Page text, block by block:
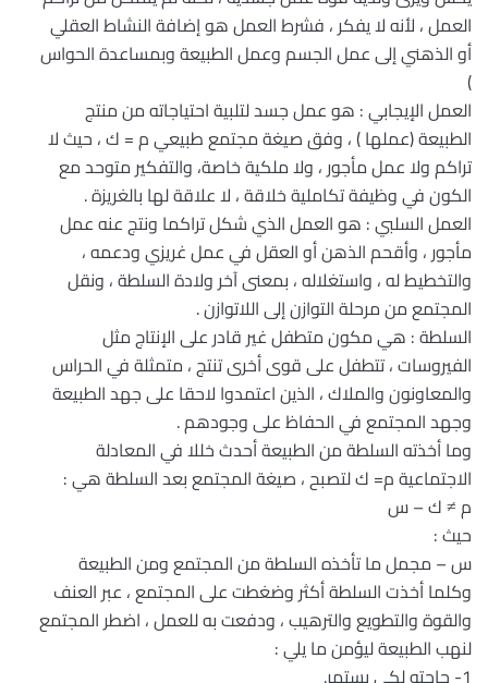
العمل ، لأنه لا يفكر ، فشرط العمل هو إضافة النشاط العقلي
أو الذهني إلى عمل الجسم وعمل الطبيعة وبمساعدة الحواس
)
العمل الإيجابي : هو عمل جسد لتلبية احتياجاته من منتج
الطبيعة (عملها ) ، وفق صيغة مجتمع طبيعي م = ك ، حيث لا
تراكم ولا عمل مأجور ، ولا ملكية خاصة، والتفكير متوحد مع
الكون في وظيفة تكاملية خلاقة ، لا علاقة لها بالغريزة .
العمل السلبي : هو العمل الذي شكل تراكما ونتج عنه عمل
مأجور ، وأقحم الذهن أو العقل في عمل غريزي ودعمه ،
والتخطيط له ، واستغلاله ، بمعنى آخر ولادة السلطة ، ونقل
المجتمع من مرحلة التوازن إلى اللاتوازن .
السلطة : هي مكون متطفل غير قادر على الإنتاج مثل
الفيروسات ، تتطفل على قوى أخرى تنتج ، متمثلة في الحراس
والمعاونون والملاك ، الذين اعتمدوا لاحقا على جهد الطبيعة
وجهد المجتمع في الحفاظ على وجودهم .
وما أخذته السلطة من الطبيعة أحدث خللا في المعادلة
الاجتماعية م= ك لتصبح ، صيغة المجتمع بعد السلطة هي :
م ≠ ك – س
حيث :
س – مجمل ما تأخذه السلطة من المجتمع ومن الطبيعة
وكلما أخذت السلطة أكثر وضغطت على المجتمع ، عبر العنف
والقوة والتطويع والترهيب ، ودفعت به للعمل ، اضطر المجتمع
لنهب الطبيعة ليؤمن ما يلي :